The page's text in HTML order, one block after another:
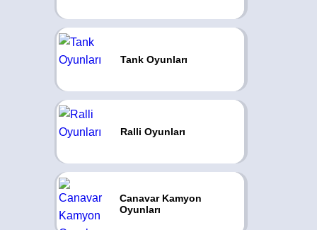
Tank Oyunları
Ralli Oyunları
Canavar Kamyon
Oyunları